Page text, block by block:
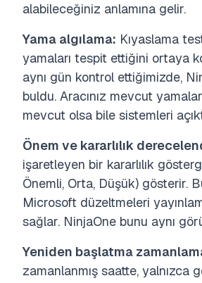
alabileceğiniz anlamına gelir.
Yama algılama: Kıyaslama
yamaları tespit ettiğini ortaya
aynı gün kontrol ettiğimizde,
buldu. Aracınız mevcut
mevcut olsa bile sistemleri
Önem ve kararlılık
işaretleyen bir kararlılık
Önemli, Orta, Düşük) gösterir.
Microsoft düzeltmeleri
sağlar. NinjaOne bunu aynı
Yeniden başlatma
zamanlanmış saatte,